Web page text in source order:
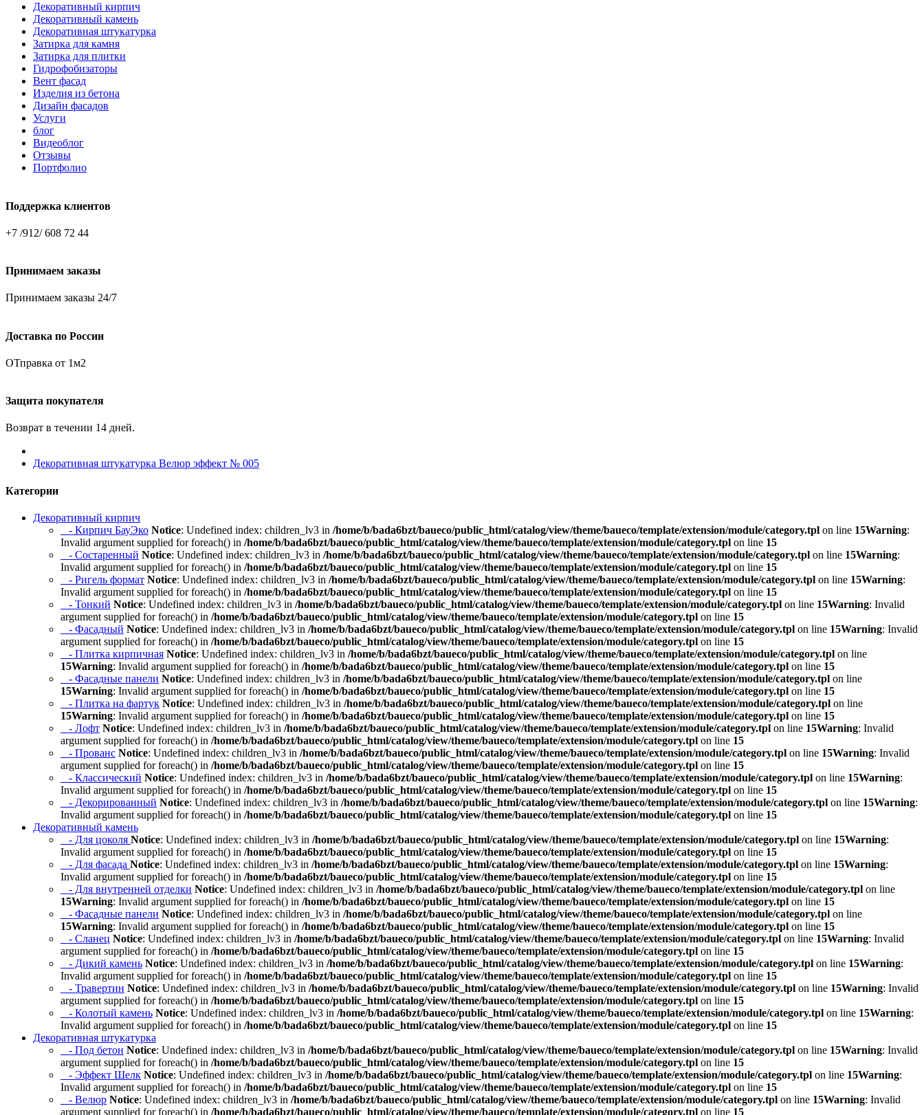
Декоративный кирпич
Декоративный камень
Декоративная штукатурка
Затирка для камня
Затирка для плитки
Гидрофобизаторы
Вент фасад
Изделия из бетона
Дизайн фасадов
Услуги
блог
Видеоблог
Отзывы
Портфолио
Поддержка клиентов
+7 /912/ 608 72 44
Принимаем заказы
Принимаем заказы 24/7
Доставка по России
ОТправка от 1м2
Защита покупателя
Возврат в течении 14 дней.
Декоративная штукатурка Велюр эффект № 005
Категории
Декоративный кирпич
- Кирпич БауЭко Notice: Undefined index: children_lv3 in /home/b/bada6bzt/baueco/public_html/catalog/view/theme/baueco/template/extension/module/category.tpl on line 15Warning:
Invalid argument supplied for foreach() in /home/b/bada6bzt/baueco/public_html/catalog/view/theme/baueco/template/extension/module/category.tpl on line 15
- Состаренный Notice: Undefined index: children_lv3 in /home/b/bada6bzt/baueco/public_html/catalog/view/theme/baueco/template/extension/module/category.tpl on line 15Warning:
Invalid argument supplied for foreach() in /home/b/bada6bzt/baueco/public_html/catalog/view/theme/baueco/template/extension/module/category.tpl on line 15
- Ригель формат Notice: Undefined index: children_lv3 in /home/b/bada6bzt/baueco/public_html/catalog/view/theme/baueco/template/extension/module/category.tpl on line 15Warning:
Invalid argument supplied for foreach() in /home/b/bada6bzt/baueco/public_html/catalog/view/theme/baueco/template/extension/module/category.tpl on line 15
- Тонкий Notice: Undefined index: children_lv3 in /home/b/bada6bzt/baueco/public_html/catalog/view/theme/baueco/template/extension/module/category.tpl on line 15Warning: Invalid
argument supplied for foreach() in /home/b/bada6bzt/baueco/public_html/catalog/view/theme/baueco/template/extension/module/category.tpl on line 15
- Фасадный Notice: Undefined index: children_lv3 in /home/b/bada6bzt/baueco/public_html/catalog/view/theme/baueco/template/extension/module/category.tpl on line 15Warning: Invalid
argument supplied for foreach() in /home/b/bada6bzt/baueco/public_html/catalog/view/theme/baueco/template/extension/module/category.tpl on line 15
- Плитка кирпичная Notice: Undefined index: children_lv3 in /home/b/bada6bzt/baueco/public_html/catalog/view/theme/baueco/template/extension/module/category.tpl on line
15Warning: Invalid argument supplied for foreach() in /home/b/bada6bzt/baueco/public_html/catalog/view/theme/baueco/template/extension/module/category.tpl on line 15
- Фасадные панели Notice: Undefined index: children_lv3 in /home/b/bada6bzt/baueco/public_html/catalog/view/theme/baueco/template/extension/module/category.tpl on line
15Warning: Invalid argument supplied for foreach() in /home/b/bada6bzt/baueco/public_html/catalog/view/theme/baueco/template/extension/module/category.tpl on line 15
- Плитка на фартук Notice: Undefined index: children_lv3 in /home/b/bada6bzt/baueco/public_html/catalog/view/theme/baueco/template/extension/module/category.tpl on line
15Warning: Invalid argument supplied for foreach() in /home/b/bada6bzt/baueco/public_html/catalog/view/theme/baueco/template/extension/module/category.tpl on line 15
- Лофт Notice: Undefined index: children_lv3 in /home/b/bada6bzt/baueco/public_html/catalog/view/theme/baueco/template/extension/module/category.tpl on line 15Warning: Invalid
argument supplied for foreach() in /home/b/bada6bzt/baueco/public_html/catalog/view/theme/baueco/template/extension/module/category.tpl on line 15
- Прованс Notice: Undefined index: children_lv3 in /home/b/bada6bzt/baueco/public_html/catalog/view/theme/baueco/template/extension/module/category.tpl on line 15Warning: Invalid
argument supplied for foreach() in /home/b/bada6bzt/baueco/public_html/catalog/view/theme/baueco/template/extension/module/category.tpl on line 15
- Классический Notice: Undefined index: children_lv3 in /home/b/bada6bzt/baueco/public_html/catalog/view/theme/baueco/template/extension/module/category.tpl on line 15Warning:
Invalid argument supplied for foreach() in /home/b/bada6bzt/baueco/public_html/catalog/view/theme/baueco/template/extension/module/category.tpl on line 15
- Декорированный Notice: Undefined index: children_lv3 in /home/b/bada6bzt/baueco/public_html/catalog/view/theme/baueco/template/extension/module/category.tpl on line 15Warning:
Invalid argument supplied for foreach() in /home/b/bada6bzt/baueco/public_html/catalog/view/theme/baueco/template/extension/module/category.tpl on line 15
Декоративный камень
- Для цоколя Notice: Undefined index: children_lv3 in /home/b/bada6bzt/baueco/public_html/catalog/view/theme/baueco/template/extension/module/category.tpl on line 15Warning:
Invalid argument supplied for foreach() in /home/b/bada6bzt/baueco/public_html/catalog/view/theme/baueco/template/extension/module/category.tpl on line 15
- Для фасада Notice: Undefined index: children_lv3 in /home/b/bada6bzt/baueco/public_html/catalog/view/theme/baueco/template/extension/module/category.tpl on line 15Warning:
Invalid argument supplied for foreach() in /home/b/bada6bzt/baueco/public_html/catalog/view/theme/baueco/template/extension/module/category.tpl on line 15
- Для внутренней отделки Notice: Undefined index: children_lv3 in /home/b/bada6bzt/baueco/public_html/catalog/view/theme/baueco/template/extension/module/category.tpl on line
15Warning: Invalid argument supplied for foreach() in /home/b/bada6bzt/baueco/public_html/catalog/view/theme/baueco/template/extension/module/category.tpl on line 15
- Фасадные панели Notice: Undefined index: children_lv3 in /home/b/bada6bzt/baueco/public_html/catalog/view/theme/baueco/template/extension/module/category.tpl on line
15Warning: Invalid argument supplied for foreach() in /home/b/bada6bzt/baueco/public_html/catalog/view/theme/baueco/template/extension/module/category.tpl on line 15
- Сланец Notice: Undefined index: children_lv3 in /home/b/bada6bzt/baueco/public_html/catalog/view/theme/baueco/template/extension/module/category.tpl on line 15Warning: Invalid
argument supplied for foreach() in /home/b/bada6bzt/baueco/public_html/catalog/view/theme/baueco/template/extension/module/category.tpl on line 15
- Дикий камень Notice: Undefined index: children_lv3 in /home/b/bada6bzt/baueco/public_html/catalog/view/theme/baueco/template/extension/module/category.tpl on line 15Warning:
Invalid argument supplied for foreach() in /home/b/bada6bzt/baueco/public_html/catalog/view/theme/baueco/template/extension/module/category.tpl on line 15
- Травертин Notice: Undefined index: children_lv3 in /home/b/bada6bzt/baueco/public_html/catalog/view/theme/baueco/template/extension/module/category.tpl on line 15Warning: Invalid
argument supplied for foreach() in /home/b/bada6bzt/baueco/public_html/catalog/view/theme/baueco/template/extension/module/category.tpl on line 15
- Колотый камень Notice: Undefined index: children_lv3 in /home/b/bada6bzt/baueco/public_html/catalog/view/theme/baueco/template/extension/module/category.tpl on line 15Warning:
Invalid argument supplied for foreach() in /home/b/bada6bzt/baueco/public_html/catalog/view/theme/baueco/template/extension/module/category.tpl on line 15
Декоративная штукатурка
- Под бетон Notice: Undefined index: children_lv3 in /home/b/bada6bzt/baueco/public_html/catalog/view/theme/baueco/template/extension/module/category.tpl on line 15Warning: Invalid
argument supplied for foreach() in /home/b/bada6bzt/baueco/public_html/catalog/view/theme/baueco/template/extension/module/category.tpl on line 15
- Эффект Шелк Notice: Undefined index: children_lv3 in /home/b/bada6bzt/baueco/public_html/catalog/view/theme/baueco/template/extension/module/category.tpl on line 15Warning:
Invalid argument supplied for foreach() in /home/b/bada6bzt/baueco/public_html/catalog/view/theme/baueco/template/extension/module/category.tpl on line 15
- Велюр Notice: Undefined index: children_lv3 in /home/b/bada6bzt/baueco/public_html/catalog/view/theme/baueco/template/extension/module/category.tpl on line 15Warning: Invalid
argument supplied for foreach() in /home/b/bada6bzt/baueco/public_html/catalog/view/theme/baueco/template/extension/module/category.tpl on line 15